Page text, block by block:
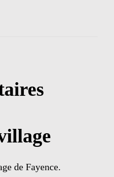
de Fayence.